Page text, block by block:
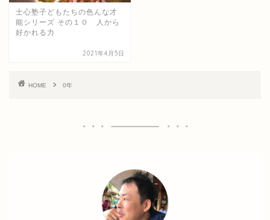
士心塾子どもたちの色んな才
能シリーズ その１０ 人から
好かれる力
2021年4月5日
HOME 0年